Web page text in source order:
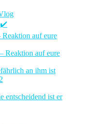
auf eure
Reaktion auf eure
an ihm ist
entscheidend ist er